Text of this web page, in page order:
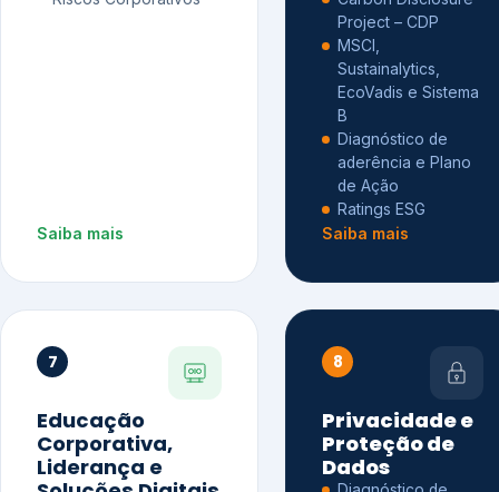
Saiba mais
Project – CDP
MSCI,
Sustainalytics,
EcoVadis e Sistema
B
Diagnóstico de
aderência e Plano
de Ação
Ratings ESG
Saiba mais
7
Educação
Corporativa,
Liderança e
8
Privacidade e
Proteção de
Dados